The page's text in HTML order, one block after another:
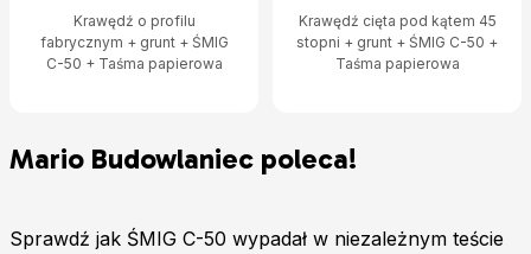
Krawędź o profilu
fabrycznym + grunt + ŚMIG
C-50 + Taśma papierowa
Krawędź cięta pod kątem 45
stopni + grunt + ŚMIG C-50 +
Taśma papierowa
Mario Budowlaniec poleca!
Sprawdź jak ŚMIG C-50 wypadał w niezależnym teście